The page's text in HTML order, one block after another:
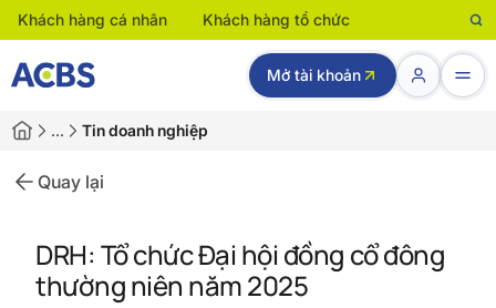
Khách hàng cá nhân Khách hàng tổ chức
Mở tài khoản
… Tin doanh nghiệp
Quay lại
DRH: Tổ chức Đại hội đồng cổ đông
thường niên năm 2025